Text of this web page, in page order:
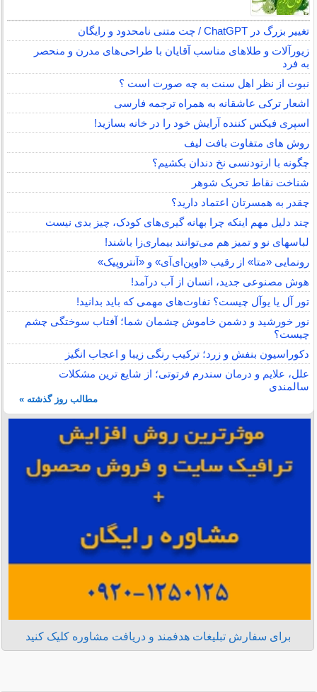
تغییر بزرگ در ChatGPT / چت متنی نامحدود و رایگان
زیورآلات و طلاهای مناسب آقایان با طراحی‌های مدرن و منحصر
به فرد
نبوت از نظر اهل سنت به چه صورت است ؟
اشعار ترکی عاشقانه به همراه ترجمه فارسی
اسپری فیکس کننده آرایش خود را در خانه بسازید!
روش های متفاوت بافت لیف
چگونه با ارتودنسی نخ دندان بکشیم؟
شناخت نقاط تحریک شوهر
چقدر به همسرتان اعتماد دارید؟
چند دلیل مهم اینکه چرا بهانه گیری‌های کودک، چیز بدی نیست
لباس‎های نو و تمیز هم می‌توانند بیماری‌زا باشند!
رونمایی «متا» از رقیب «اوپن‌ای‌آی» و «آنتروپیک»
هوش مصنوعی جدید، انسان از آب درآمد!
تور آل یا یوآل چیست؟ تفاوت‌های مهمی که باید بدانید!
نور خورشید و دشمن خاموش چشمان شما؛ آفتاب سوختگی چشم
چیست؟
دکوراسیون بنفش و زرد؛ ترکیب رنگی زیبا و اعجاب انگیز
علل، علایم و درمان سندرم فرتوتی؛ از شایع ترین مشکلات
سالمندی
مطالب روز گذشته »
برای سفارش تبلیغات هدفمند و دریافت مشاوره کلیک کنید